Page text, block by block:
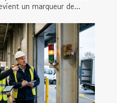
un marqueur de...